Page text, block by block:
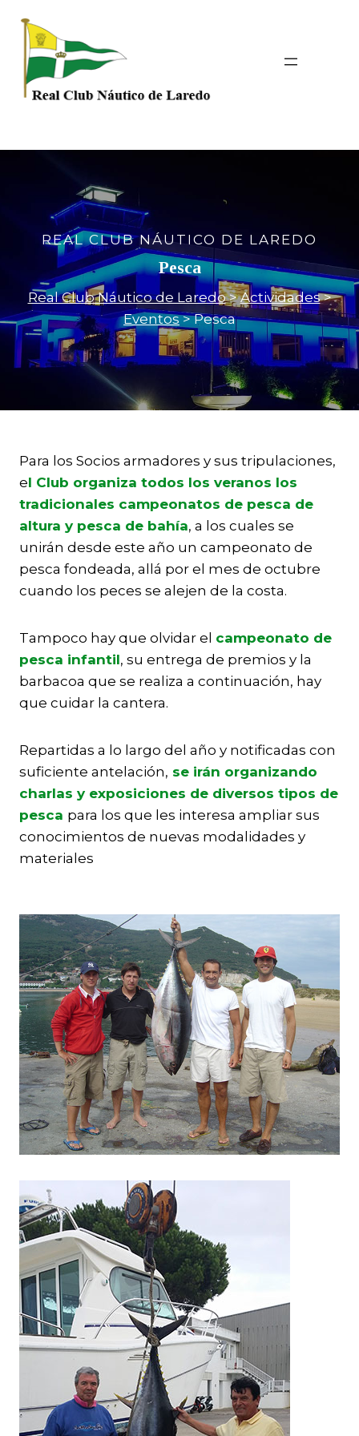
contenido
REAL CLUB NÁUTICO DE LAREDO
Pesca
Real Club Náutico de Laredo>Actividades>
Eventos>Pesca
Para los Socios armadores y sus tripulaciones,
el Club organiza todos los veranos los
tradicionales campeonatos de pesca de
altura y pesca de bahía, a los cuales se
unirán desde este año un campeonato de
pesca fondeada, allá por el mes de octubre
cuando los peces se alejen de la costa.
Tampoco hay que olvidar el campeonato de
pesca infantil, su entrega de premios y la
barbacoa que se realiza a continuación, hay
que cuidar la cantera.
Repartidas a lo largo del año y notificadas con
suficiente antelación, se irán organizando
charlas y exposiciones de diversos tipos de
pesca para los que les interesa ampliar sus
conocimientos de nuevas modalidades y
materiales